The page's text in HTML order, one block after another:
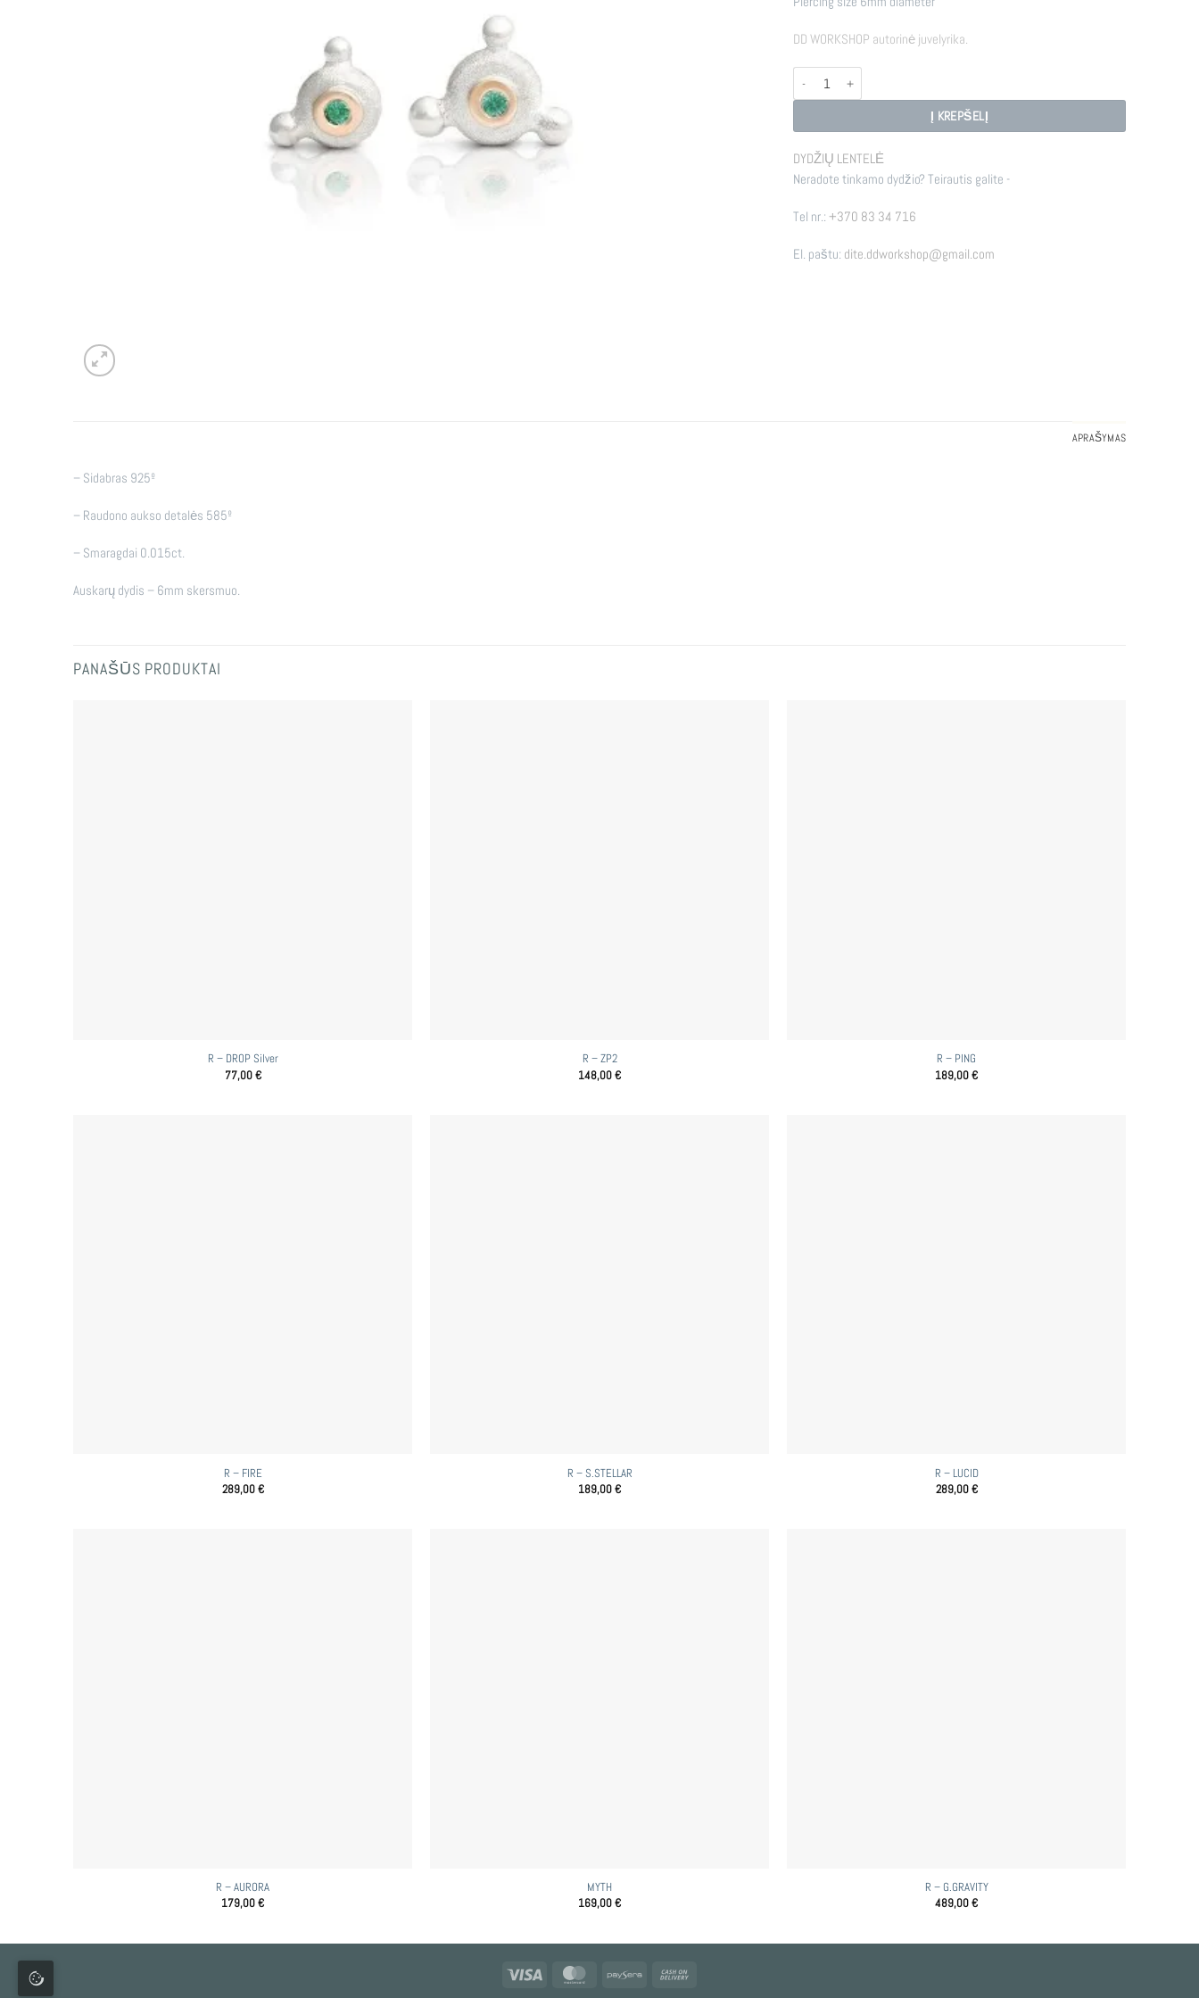
DD WORKSHOP autorinė juvelyrika.
produkto kiekis: MOLECULES
Į KREPŠELĮ
DYDŽIŲ LENTELĖ
Neradote tinkamo dydžio? Teirautis galite -
Tel nr.: +370 83 34 716
El. paštu: dite.ddworkshop@gmail.com
APRAŠYMAS
– Sidabras 925º
– Raudono aukso detalės 585º
– Smaragdai 0.015ct.
Auskarų dydis – 6mm skersmuo.
PANAŠŪS PRODUKTAI
R – DROP Silver
77,00€
R – ZP2
148,00€
R – PING
189,00€
R – FIRE
289,00€
R – S.STELLAR
189,00€
R – LUCID
289,00€
R – AURORA
179,00€
MYTH
169,00€
R – G.GRAVITY
489,00€
MasterCardPaysera